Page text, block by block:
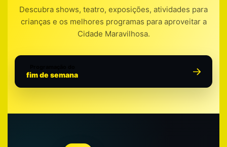
Descubra shows, teatro, exposições, atividades para
crianças e os melhores programas para aproveitar a
Cidade Maravilhosa.
fim de semana